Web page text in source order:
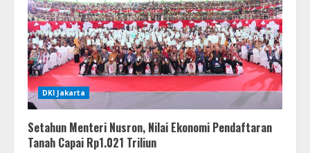
DKI Jakarta
Setahun Menteri Nusron, Nilai Ekonomi Pendaftaran
Tanah Capai Rp1.021 Triliun